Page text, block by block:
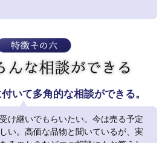
いて多角的な相談ができる。
け継いでもらいたい。今は売る予定
い。高価な品物と聞いているが、実